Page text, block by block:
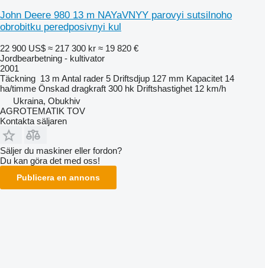
John Deere 980 13 m NAYaVNYY parovyi sutsilnoho
obrobitku peredposivnyi kul
22 900 US$ ≈ 217 300 kr ≈ 19 820 €
Jordbearbetning - kultivator
2001
Täckning 13 m Antal rader 5 Driftsdjup 127 mm Kapacitet 14
ha/timme Önskad dragkraft 300 hk Driftshastighet 12 km/h
Ukraina, Obukhiv
AGROTEMATIK TOV
Kontakta säljaren
Säljer du maskiner eller fordon?
Du kan göra det med oss!
Publicera en annons